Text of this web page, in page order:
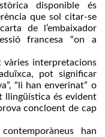
disponible és
que sol citar-se
de l’embaixador
francesa “on a
vàries interpretacions
pot significar
“li han enverinat” o
llingüística és evident
concloent de cap
han